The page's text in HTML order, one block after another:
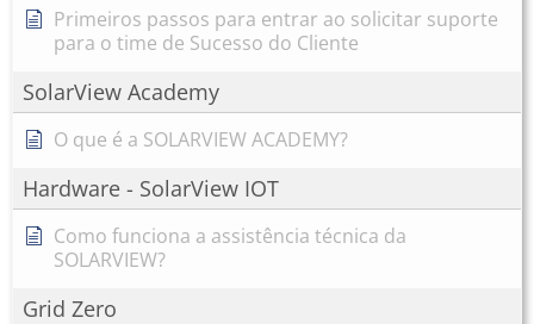
Primeiros passos para entrar ao solicitar suporte
para o time de Sucesso do Cliente
SolarView Academy
O que é a SOLARVIEW ACADEMY?
Hardware - SolarView IOT
Como funciona a assistência técnica da
SOLARVIEW?
Grid Zero